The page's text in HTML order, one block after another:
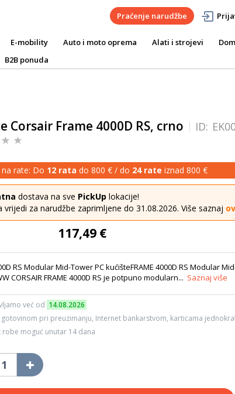
Praćenje narudžbe
E-mobility Auto i moto oprema Alati i strojevi
B2B ponuda
Corsair Frame 4000D RS, crno ID:
rate: Do 12 rata do 800 € / do 24 rate iznad 800 €
dostava na sve PickUp lokacije!
vrijedi za narudžbe zaprimljene do 31.08.2026. Više saznaj
117,49 €
RS Modular Mid-Tower PC kućišteFRAME 4000D RS Modular
CORSAIR FRAME 4000D RS je potpuno modularn... Saznaj više
već od 14.08.2026
gotovinom pri preuzimanju, Internet bankarstvom, karticama
robe moguć unutar 14 dana